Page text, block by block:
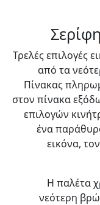
Τρελές επιλογές
από τα
Πίνακας
στον πίνακα
επιλογών
ένα
εικόνα,
Η παλέτα
νεότερη